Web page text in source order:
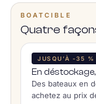
BOATCIBLE
Quatre
JUSQU’À -35 %
En
Des bateaux en
achetez au prix